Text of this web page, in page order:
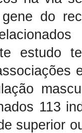
do
estudo
113
superior